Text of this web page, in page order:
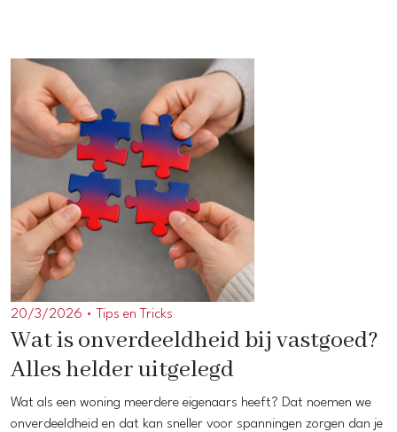
20/3/2026 • Tips en Tricks
Wat is onverdeeldheid bij vastgoed?
Alles helder uitgelegd
Wat als een woning meerdere eigenaars heeft? Dat noemen we
onverdeeldheid en dat kan sneller voor spanningen zorgen dan je